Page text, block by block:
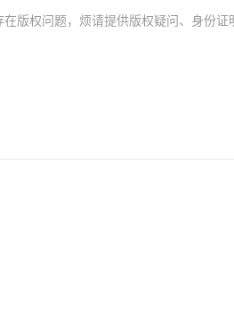
版权问题，烦请提供版权疑问、身份